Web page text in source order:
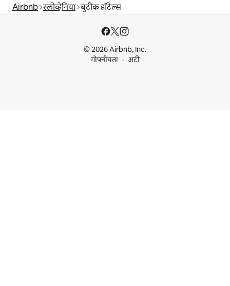
Airbnb स्लोव्हेनिया बुटीक हॉटेल्स
© 2026 Airbnb, Inc.
गोपनीयता
अटी